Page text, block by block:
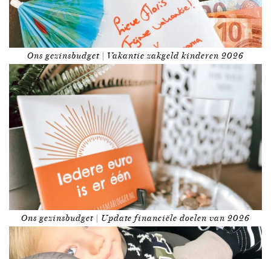
Ons gezinsbudget | Vakantie zakgeld kinderen 2026
Ons gezinsbudget | Update financiële doelen van 2026